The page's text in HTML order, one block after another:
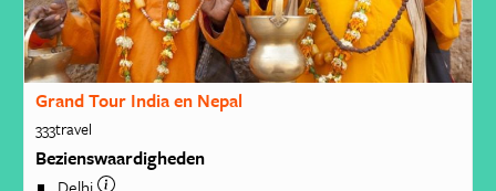
Grand Tour India en Nepal
333travel
Bezienswaardigheden
Delhi